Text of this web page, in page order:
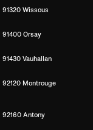
91320 Wissous
91400 Orsay
91430 Vauhallan
92120 Montrouge
92160 Antony